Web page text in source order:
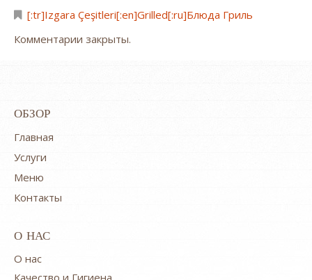
[:tr]Izgara Çeşitleri[:en]Grilled[:ru]Блюда Гриль
Комментарии закрыты.
ОБЗОР
Главная
Услуги
Меню
Контакты
О НАС
O нас
Качество и Гигиена